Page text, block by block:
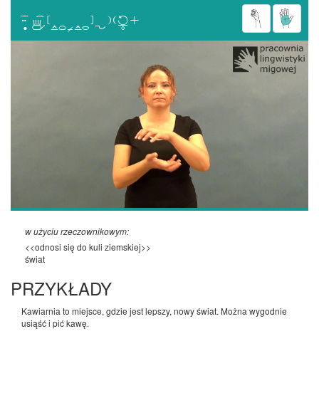

w użyciu rzeczownikowym:
<<odnosi się do kuli ziemskiej>>
świat
PRZYKŁADY
Kawiarnia to miejsce, gdzie jest lepszy, nowy świat. Można wygodnie
usiąść i pić kawę.